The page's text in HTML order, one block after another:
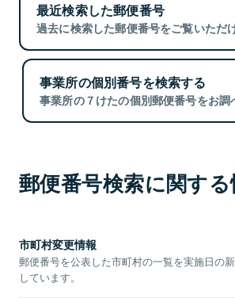
最近検索した郵便番号
過去に検索した郵便番号をご覧いただ
事業所の個別番号を検索する
事業所の７けたの個別郵便番号をお調
郵便番号検索に関す
市町村変更情報
郵便番号を公表した市町村の一覧を実施日の
しています。